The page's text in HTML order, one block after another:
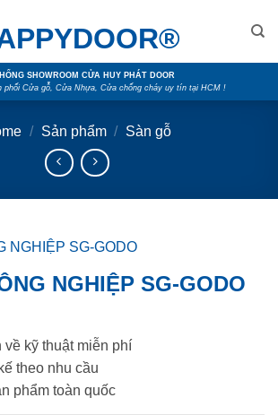
SHOWROOM CỬA HUY PHÁT DOOR
phối Cửa gỗ, Cửa Nhựa, Cửa chống cháy uy tín tại HCM !
/ Sản phẩm / Sàn gỗ
NGHIỆP SG-GODO
về kỹ thuật miễn phí
theo nhu cầu
phẩm toàn quốc